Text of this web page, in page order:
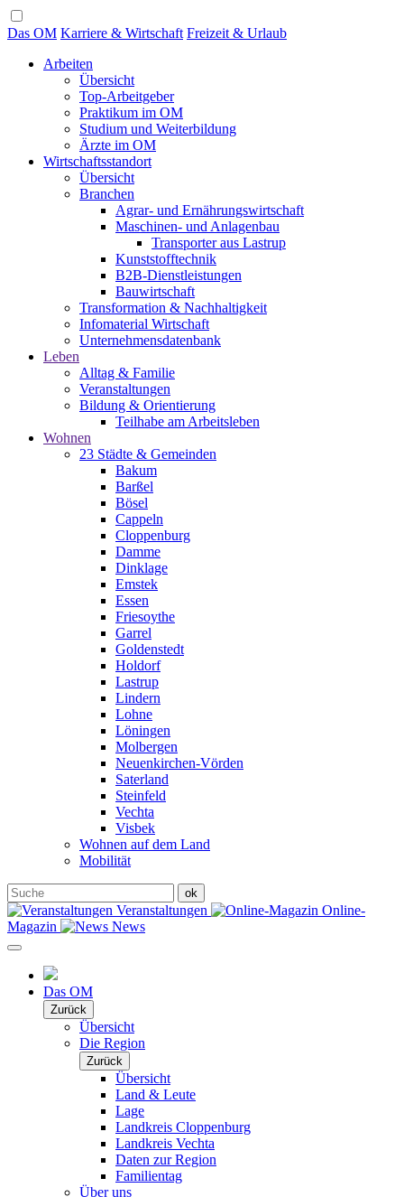
Das OM Karriere & Wirtschaft Freizeit & Urlaub
Arbeiten
Übersicht
Top-Arbeitgeber
Praktikum im OM
Studium und Weiterbildung
Ärzte im OM
Wirtschaftsstandort
Übersicht
Branchen
Agrar- und Ernährungswirtschaft
Maschinen- und Anlagenbau
Transporter aus Lastrup
Kunststofftechnik
B2B-Dienstleistungen
Bauwirtschaft
Transformation & Nachhaltigkeit
Infomaterial Wirtschaft
Unternehmensdatenbank
Leben
Alltag & Familie
Veranstaltungen
Bildung & Orientierung
Teilhabe am Arbeitsleben
Wohnen
23 Städte & Gemeinden
Bakum
Barßel
Bösel
Cappeln
Cloppenburg
Damme
Dinklage
Emstek
Essen
Friesoythe
Garrel
Goldenstedt
Holdorf
Lastrup
Lindern
Lohne
Löningen
Molbergen
Neuenkirchen-Vörden
Saterland
Steinfeld
Vechta
Visbek
Wohnen auf dem Land
Mobilität
Veranstaltungen
Online-
Magazin
News
Das OM
Zurück
Übersicht
Die Region
Zurück
Übersicht
Land & Leute
Lage
Landkreis Cloppenburg
Landkreis Vechta
Daten zur Region
Familientag
Über uns